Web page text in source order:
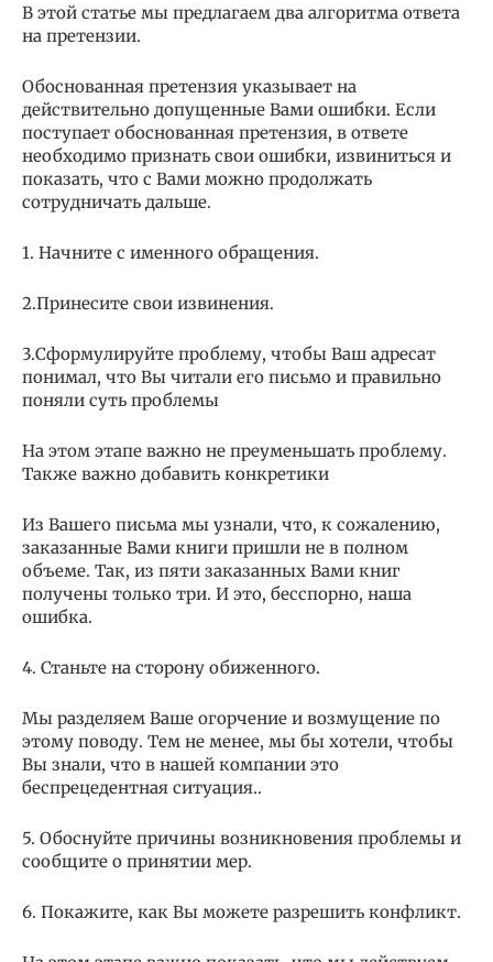
В этой статье мы предлагаем два алгоритма ответа
на претензии.
Обоснованная претензия указывает на
действительно допущенные Вами ошибки. Если
поступает обоснованная претензия, в ответе
необходимо признать свои ошибки, извиниться и
показать, что с Вами можно продолжать
сотрудничать дальше.
1. Начните с именного обращения.
2.Принесите свои извинения.
3.Сформулируйте проблему, чтобы Ваш адресат
понимал, что Вы читали его письмо и правильно
поняли суть проблемы
На этом этапе важно не преуменьшать проблему.
Также важно добавить конкретики
Из Вашего письма мы узнали, что, к сожалению,
заказанные Вами книги пришли не в полном
объеме. Так, из пяти заказанных Вами книг
получены только три. И это, бесспорно, наша
ошибка.
4. Станьте на сторону обиженного.
Мы разделяем Ваше огорчение и возмущение по
этому поводу. Тем не менее, мы бы хотели, чтобы
Вы знали, что в нашей компании это
беспрецедентная ситуация..
5. Обоснуйте причины возникновения проблемы и
сообщите о принятии мер.
6. Покажите, как Вы можете разрешить конфликт.